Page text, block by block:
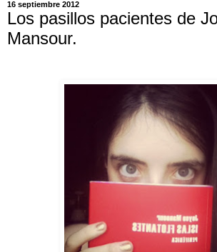
16 septiembre 2012
Los pasillos pacientes de
Mansour.